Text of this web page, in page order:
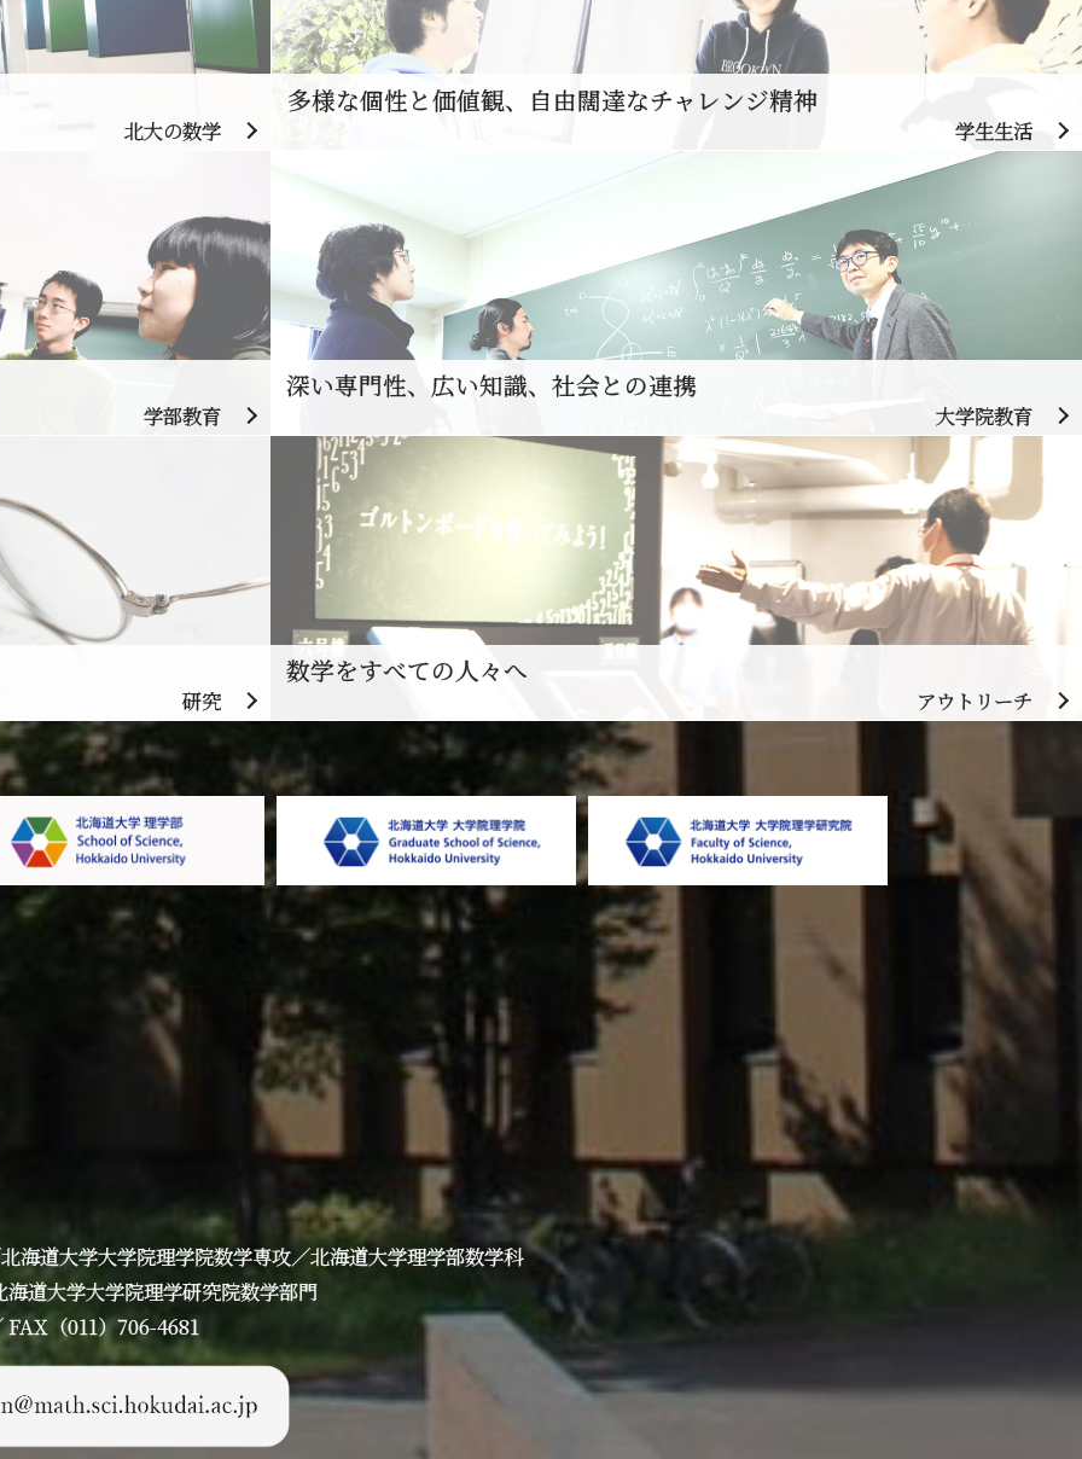
北大の数学
多様な個性と価値観、自由闊達なチャレンジ精神
学生生活
学部教育
深い専門性、広い知識、社会との連携
大学院教育
研究
数学をすべての人々へ
アウトリーチ
海道大学大学院理学院数学専攻／北海道大学理学部数学科
道大学大学院理学研究院数学部門
（011）706-4681